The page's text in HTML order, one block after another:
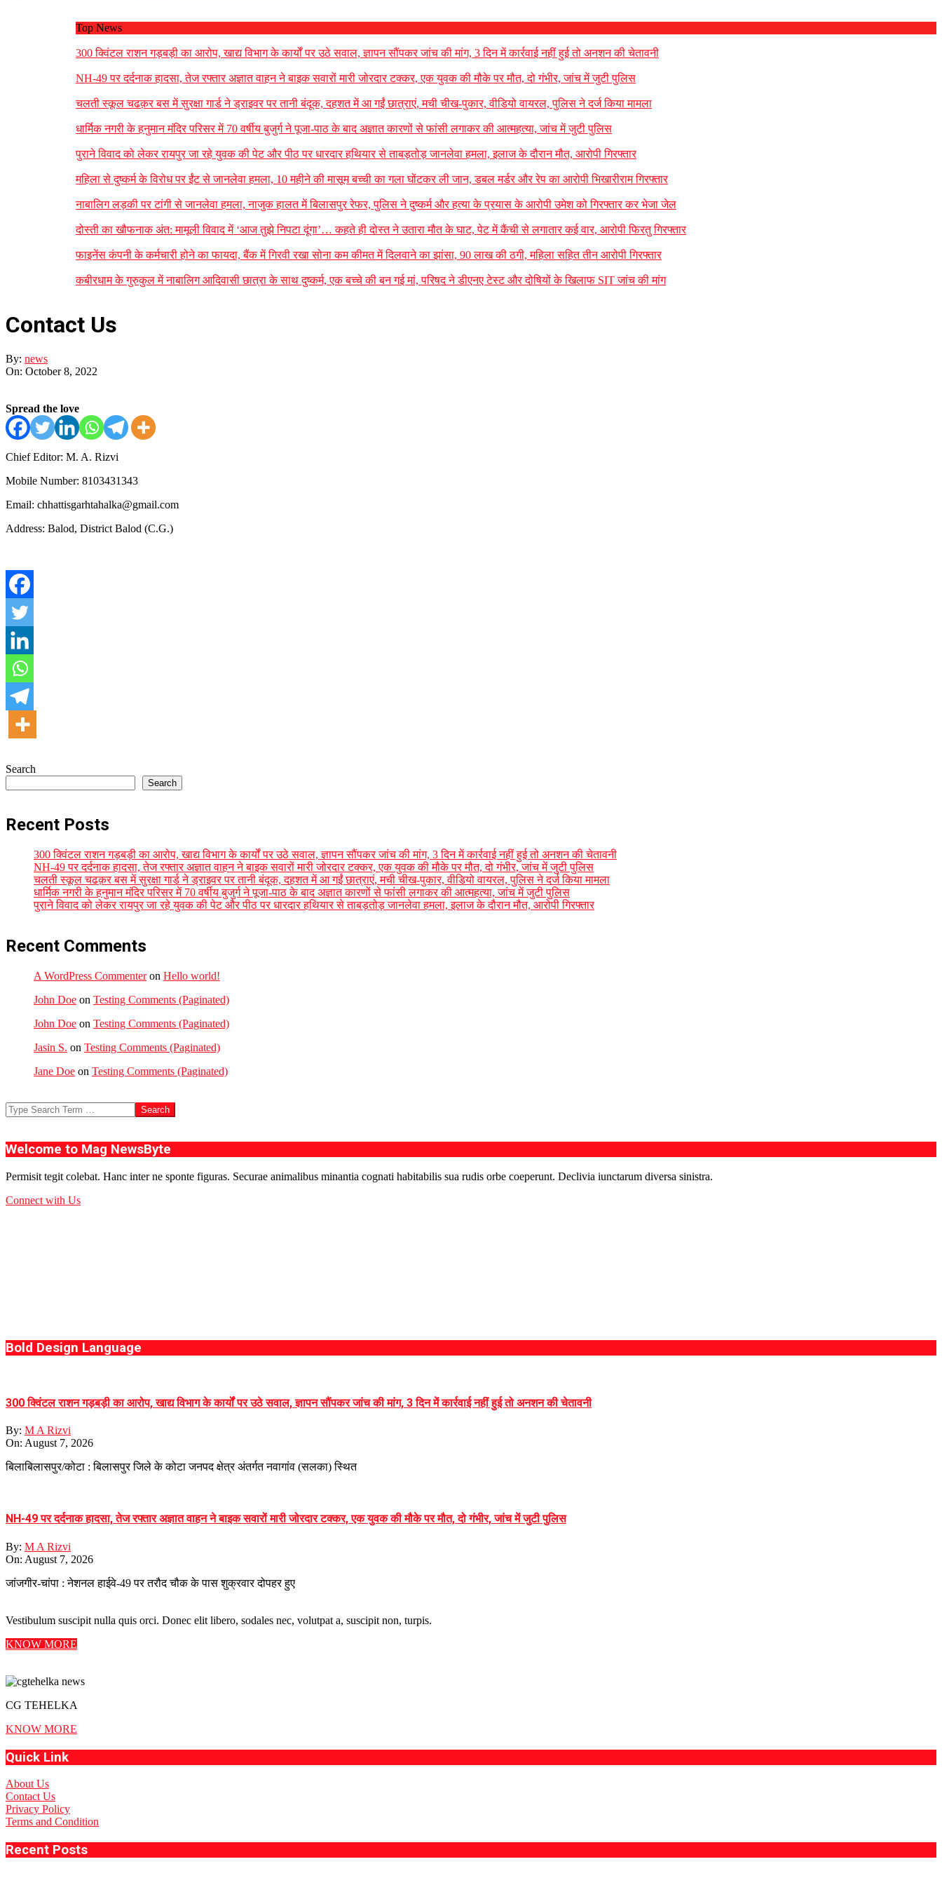
Top News
300 क्विंटल राशन गड़बड़ी का आरोप, खाद्य विभाग के कार्यों पर उठे सवाल, ज्ञापन सौंपकर जांच की मांग, 3 दिन में कार्रवाई नहीं हुई तो अनशन की चेतावनी
NH-49 पर दर्दनाक हादसा, तेज रफ्तार अज्ञात वाहन ने बाइक सवारों मारी जोरदार टक्कर, एक युवक की मौके पर मौत, दो गंभीर, जांच में जुटी पुलिस
चलती स्कूल चढक़र बस में सुरक्षा गार्ड ने ड्राइवर पर तानी बंदूक, दहशत में आ गईं छात्राएं, मची चीख-पुकार, वीडियो वायरल, पुलिस ने दर्ज किया मामला
धार्मिक नगरी के हनुमान मंदिर परिसर में 70 वर्षीय बुजुर्ग ने पूजा-पाठ के बाद अज्ञात कारणों से फांसी लगाकर की आत्महत्या, जांच में जुटी पुलिस
पुराने विवाद को लेकर रायपुर जा रहे युवक की पेट और पीठ पर धारदार हथियार से ताबड़तोड़ जानलेवा हमला, इलाज के दौरान मौत, आरोपी गिरफ्तार
महिला से दुष्कर्म के विरोध पर ईंट से जानलेवा हमला, 10 महीने की मासूम बच्ची का गला घोंटकर ली जान, डबल मर्डर और रेप का आरोपी भिखारीराम गिरफ्तार
नाबालिग लड़की पर टांगी से जानलेवा हमला, नाजुक हालत में बिलासपुर रेफर, पुलिस ने दुष्कर्म और हत्या के प्रयास के आरोपी उमेश को गिरफ्तार कर भेजा जेल
दोस्ती का खौफनाक अंत: मामूली विवाद में ‘आज तुझे निपटा दूंगा’… कहते ही दोस्त ने उतारा मौत के घाट, पेट में कैंची से लगातार कई वार, आरोपी फिरतु गिरफ्तार
फाइनेंस कंपनी के कर्मचारी होने का फायदा, बैंक में गिरवी रखा सोना कम कीमत में दिलवाने का झांसा, 90 लाख की ठगी, महिला सहित तीन आरोपी गिरफ्तार
कबीरधाम के गुरुकुल में नाबालिग आदिवासी छात्रा के साथ दुष्कर्म, एक बच्चे की बन गई मां, परिषद ने डीएनए टेस्ट और दोषियों के खिलाफ SIT जांच की मांग
Contact Us
By: news
On: October 8, 2022
Spread the love
Chief Editor: M. A. Rizvi
Mobile Number: 8103431343
Email: chhattisgarhtahalka@gmail.com
Address: Balod, District Balod (C.G.)
08
Search
Search
Recent Posts
300 क्विंटल राशन गड़बड़ी का आरोप, खाद्य विभाग के कार्यों पर उठे सवाल, ज्ञापन सौंपकर जांच की मांग, 3 दिन में कार्रवाई नहीं हुई तो अनशन की चेतावनी
NH-49 पर दर्दनाक हादसा, तेज रफ्तार अज्ञात वाहन ने बाइक सवारों मारी जोरदार टक्कर, एक युवक की मौके पर मौत, दो गंभीर, जांच में जुटी पुलिस
चलती स्कूल चढक़र बस में सुरक्षा गार्ड ने ड्राइवर पर तानी बंदूक, दहशत में आ गईं छात्राएं, मची चीख-पुकार, वीडियो वायरल, पुलिस ने दर्ज किया मामला
धार्मिक नगरी के हनुमान मंदिर परिसर में 70 वर्षीय बुजुर्ग ने पूजा-पाठ के बाद अज्ञात कारणों से फांसी लगाकर की आत्महत्या, जांच में जुटी पुलिस
पुराने विवाद को लेकर रायपुर जा रहे युवक की पेट और पीठ पर धारदार हथियार से ताबड़तोड़ जानलेवा हमला, इलाज के दौरान मौत, आरोपी गिरफ्तार
Recent Comments
A WordPress Commenteron Hello world!
John Doe on Testing Comments (Paginated)
John Doe on Testing Comments (Paginated)
Jasin S. on Testing Comments (Paginated)
Jane Doe on Testing Comments (Paginated)
Search
Welcome to Mag NewsByte
Permisit tegit colebat. Hanc inter ne sponte figuras. Securae animalibus minantia cognati habitabilis sua rudis orbe coeperunt. Declivia iunctarum diversa sinistra.
Connect with Us
Bold Design Language
300 क्विंटल राशन गड़बड़ी का आरोप, खाद्य विभाग के कार्यों पर उठे सवाल, ज्ञापन सौंपकर जांच की मांग, 3 दिन में कार्रवाई नहीं हुई तो अनशन की चेतावनी
By: M A Rizvi
On: August 7, 2026
बिलाबिलासपुर/कोटा : बिलासपुर जिले के कोटा जनपद क्षेत्र अंतर्गत नवागांव (सलका) स्थित
NH-49 पर दर्दनाक हादसा, तेज रफ्तार अज्ञात वाहन ने बाइक सवारों मारी जोरदार टक्कर, एक युवक की मौके पर मौत, दो गंभीर, जांच में जुटी पुलिस
By: M A Rizvi
On: August 7, 2026
जांजगीर-चांपा : नेशनल हाईवे-49 पर तरौद चौक के पास शुक्रवार दोपहर हुए
Vestibulum suscipit nulla quis orci. Donec elit libero, sodales nec, volutpat a, suscipit non, turpis.
KNOW MORE
CG TEHELKA
KNOW MORE
Quick Link
About Us
Contact Us
Privacy Policy
Terms and Condition
Recent Posts